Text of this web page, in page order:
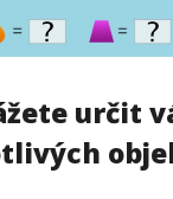
určit